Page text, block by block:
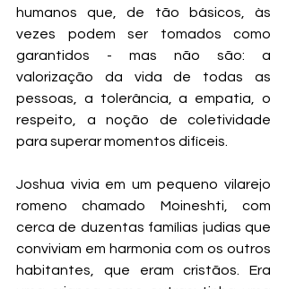
humanos que, de tão básicos, às
vezes podem ser tomados como
garantidos - mas não são: a
valorização da vida de todas as
pessoas, a tolerância, a empatia, o
respeito, a noção de coletividade
para superar momentos difíceis.
Joshua vivia em um pequeno vilarejo
romeno chamado Moineshti, com
cerca de duzentas famílias judias que
conviviam em harmonia com os outros
habitantes, que eram cristãos. Era